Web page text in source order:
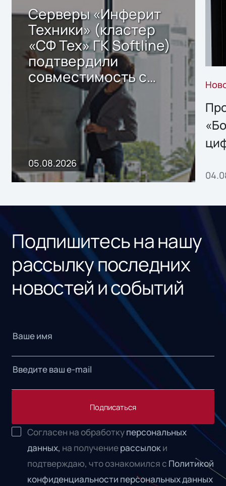
Серверы «Инферит
Техники» (кластер
«СФ Тех» ГК Softline)
подтвердили
совместимость с
решением Sharx
Storage 2.x для
хранения данных
05.08.2026
Подпишитесь на нашу
рассылку последних
новостей и событий
Подписаться
Согласен на обработкуперсональных
данных, на получениерассылоки
подтверждаю, что ознакомился с Политикой
конфиденциальности персональных данных